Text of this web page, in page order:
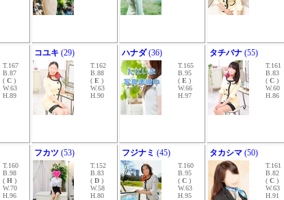
T.167
B.87
( C )
W.63
H.89
コユキ (29)
T.162
B.88
( E )
W.63
H.90
ハナダ(36)
T.165
B.95
( E )
W.66
H.97
タチバナ (55)
T.161
B.83
( C )
W.60
H.86
T.160
B.98
( H )
W.70
H.96
フカツ (53)
T.152
B.83
( D )
W.58
H.80
フジナミ (45)
T.160
B.95
( C )
W.63
H.95
タカシマ (50)
T.161
B.82
( C )
W.63
H.91